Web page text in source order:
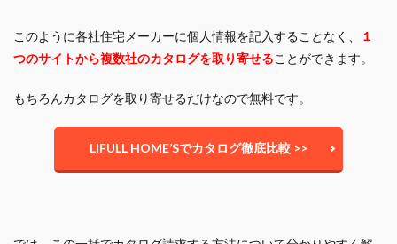
このように各社住宅メーカーに個人情報を記入することなく、
１
つのサイトから複数社のカタログを取り寄せることができます。
もちろんカタログを取り寄せるだけなので無料です。
LIFULL HOME’Sでカタログ徹底比較 >>